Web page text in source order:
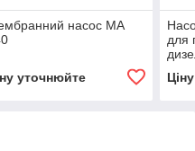
насос MA
уточнюйте
для